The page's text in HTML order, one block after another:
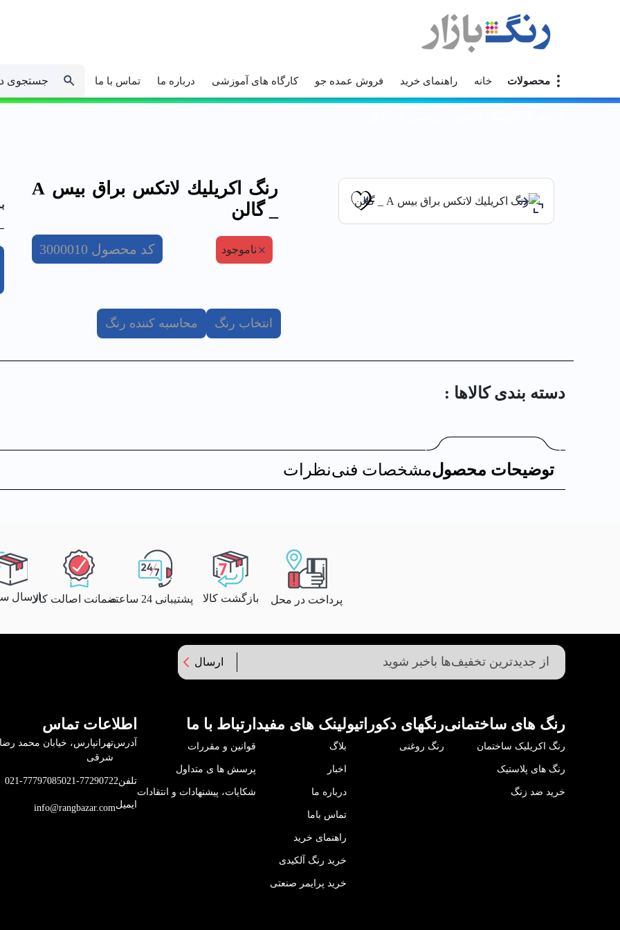
محصولات خانه راهنمای خرید فروش عمده جو کارگاه های آموزشی درباره ما تماس با ما جستجوی
رنگ اكريليك لاتكس براق بيس A
_ گالن
ناموجود کد محصول 3000010
انتخاب رنگ محاسبه کننده رنگ
دسته بندی کالا‌ها :
توضیحات محصولمشخصات فنینظرات
پرداخت در محل بازگشت کالا پشتیبانی 24 ساعته ضمانت اصالت کالاارسال
ارسال
رنگ های ساختمانی
رنگ اکریلیک ساختمان
رنگ های پلاستیک
خرید ضد زنگ
رنگهای دکوراتیو
رنگ روغنی
لینک های مفید
بلاگ
اخبار
درباره ما
تماس باما
راهنمای خرید
خرید رنگ آلکیدی
خرید پرایمر صنعتی
ارتباط با ما
قوانین و مقررات
پرسش ها ی متداول
شکایات، پیشنهادات و انتقادات
اطلاعات تماس
آدرس
شرقی
تلفن021-77290722
021-77797085
ایمیلinfo@rangbazar.com